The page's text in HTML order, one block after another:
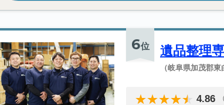
6位 遺品整理
（岐阜県加茂郡東
4.86